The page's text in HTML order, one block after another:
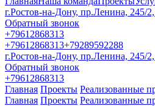
г.Ростов-на-Дону, пр.Ленина, 245/
Обратный звонок
+79612868313
+79612868313+79289592288
г.Ростов-на-Дону, пр.Ленина, 245/
Обратный звонок
+79612868313
Главная Проекты Реализованные
Главная Проекты Реализованные